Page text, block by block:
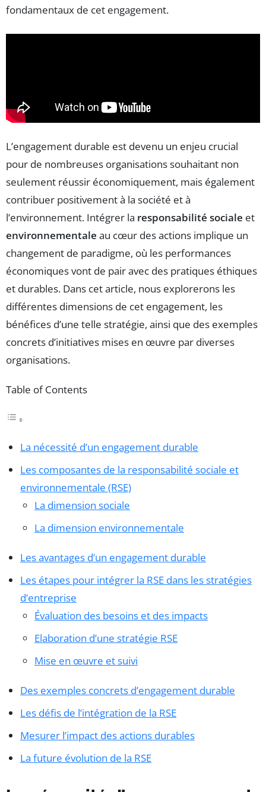
fondamentaux de cet engagement.
L’engagement durable est devenu un enjeu crucial
pour de nombreuses organisations souhaitant non
seulement réussir économiquement, mais également
contribuer positivement à la société et à
l’environnement. Intégrer la responsabilité sociale et
environnementale au cœur des actions implique un
changement de paradigme, où les performances
économiques vont de pair avec des pratiques éthiques
et durables. Dans cet article, nous explorerons les
différentes dimensions de cet engagement, les
bénéfices d’une telle stratégie, ainsi que des exemples
concrets d’initiatives mises en œuvre par diverses
organisations.
Table of Contents
La nécessité d’un engagement durable
Les composantes de la responsabilité sociale et
environnementale (RSE)
La dimension sociale
La dimension environnementale
Les avantages d’un engagement durable
Les étapes pour intégrer la RSE dans les stratégies
d’entreprise
Évaluation des besoins et des impacts
Elaboration d’une stratégie RSE
Mise en œuvre et suivi
Des exemples concrets d’engagement durable
Les défis de l’intégration de la RSE
Mesurer l’impact des actions durables
La future évolution de la RSE